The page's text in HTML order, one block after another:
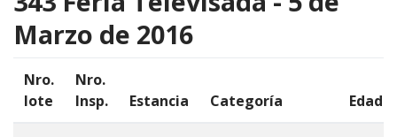
Marzo de 2016
Nro.
lote
Nro.
Insp.
Estancia Categoría Edad